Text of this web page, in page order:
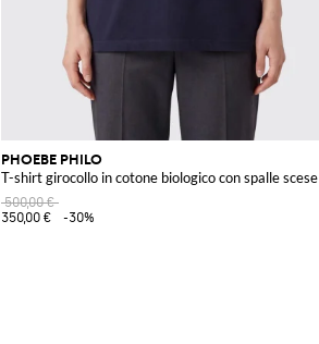
PHOEBE PHILO
T-shirt girocollo in cotone biologico con spalle scese
500,00 €
350,00 €
-30%